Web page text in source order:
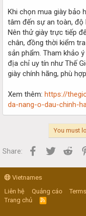
Khi chọn mua giày bảo
tâm đến sự an toàn, độ
Nên thử giày trực tiếp
chân, đồng thời kiểm
sản phẩm. Tham khảo
địa chỉ uy tín như Thế
giày chính hãng, phù
Xem thêm: https://
da-nang-o-dau-chinh-
You must
Share: Facebook
Twitter
Vietnames
Liên hệ
Quảng cáo
Trang chủ
R
S